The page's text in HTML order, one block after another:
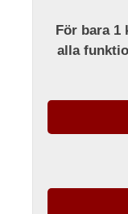
För bara
alla